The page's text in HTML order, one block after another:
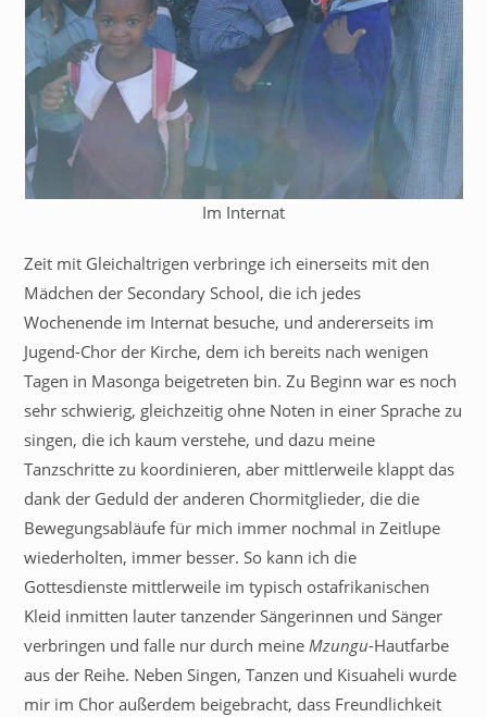
Im Internat
Zeit mit Gleichaltrigen verbringe ich einerseits mit den
Mädchen der Secondary School, die ich jedes
Wochenende im Internat besuche, und andererseits im
Jugend-Chor der Kirche, dem ich bereits nach wenigen
Tagen in Masonga beigetreten bin. Zu Beginn war es noch
sehr schwierig, gleichzeitig ohne Noten in einer Sprache zu
singen, die ich kaum verstehe, und dazu meine
Tanzschritte zu koordinieren, aber mittlerweile klappt das
dank der Geduld der anderen Chormitglieder, die die
Bewegungsabläufe für mich immer nochmal in Zeitlupe
wiederholten, immer besser. So kann ich die
Gottesdienste mittlerweile im typisch ostafrikanischen
Kleid inmitten lauter tanzender Sängerinnen und Sänger
verbringen und falle nur durch meineMzungu-Hautfarbe
aus der Reihe. Neben Singen, Tanzen und Kisuaheli wurde
mir im Chor außerdem beigebracht, dass Freundlichkeit